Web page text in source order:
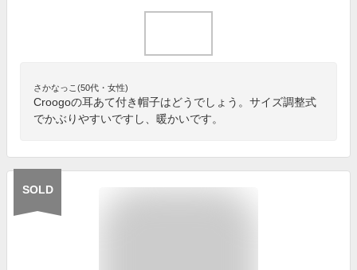
さかなっこ(50代・女性)
Croogoの耳あて付き帽子はどうでしょう。サイズ調整式
でかぶりやすいですし、暖かいです。
SOLD